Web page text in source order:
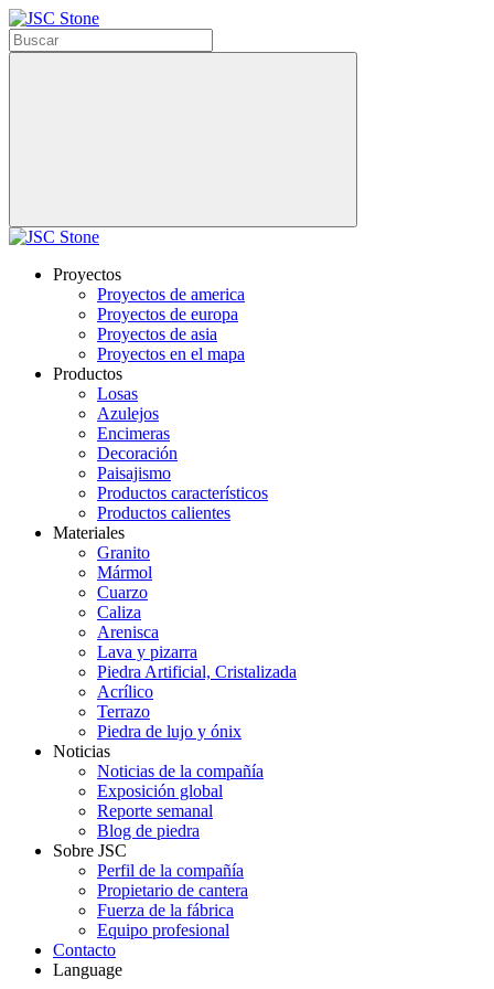
Proyectos
Proyectos de america
Proyectos de europa
Proyectos de asia
Proyectos en el mapa
Productos
Losas
Azulejos
Encimeras
Decoración
Paisajismo
Productos característicos
Productos calientes
Materiales
Granito
Mármol
Cuarzo
Caliza
Arenisca
Lava y pizarra
Piedra Artificial, Cristalizada
Acrílico
Terrazo
Piedra de lujo y ónix
Noticias
Noticias de la compañía
Exposición global
Reporte semanal
Blog de piedra
Sobre JSC
Perfil de la compañía
Propietario de cantera
Fuerza de la fábrica
Equipo profesional
Contacto
Language